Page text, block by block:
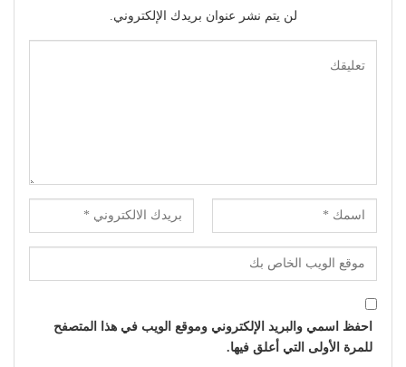
لن يتم نشر عنوان بريدك الإلكتروني.
احفظ اسمي والبريد الإلكتروني وموقع الويب في هذا المتصفح
للمرة الأولى التي أعلق فيها.